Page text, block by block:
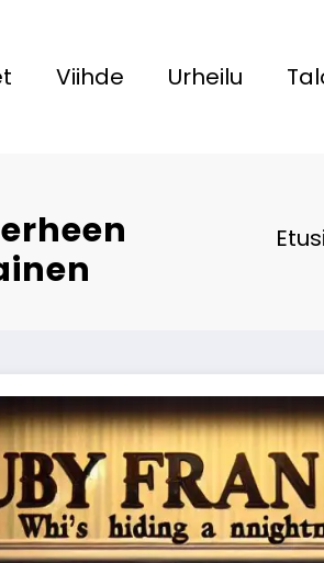
Viihde Urheilu